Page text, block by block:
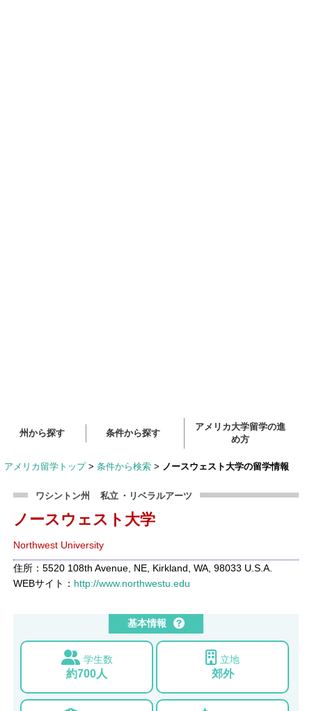
州から探す 条件から探す
アメリカ大学留学の進
め方
アメリカ留学トップ > 条件から検索 > ノースウェスト大学の留学情報
ワシントン州 私立 ・リベラルアーツ
ノースウェスト大学
Northwest University
住所：5520 108th Avenue, NE, Kirkland, WA, 98033 U.S.A.
WEBサイト： http://www.northwestu.edu
基本情報
学生数
約700人
立地
郊外